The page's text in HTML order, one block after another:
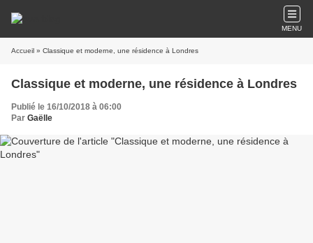
MENU
Accueil » Classique et moderne, une résidence à Londres
Classique et moderne, une résidence à Londres
Publié le 16/10/2018 à 06:00
Par Gaëlle